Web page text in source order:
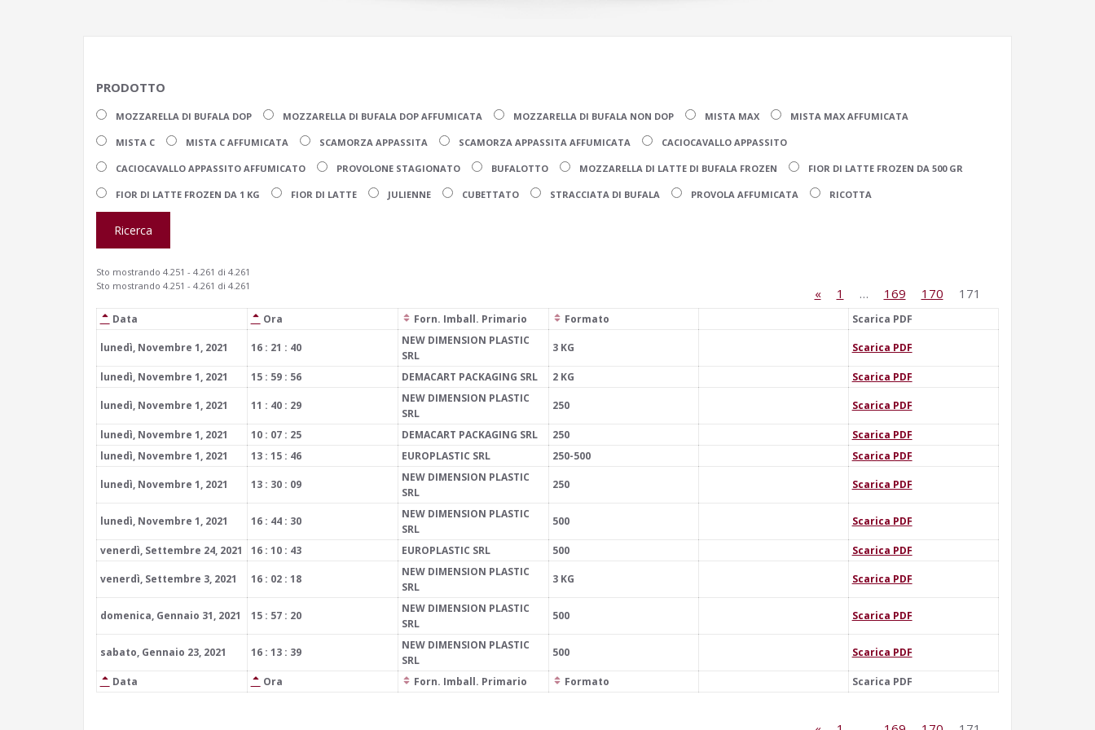
PRODOTTO
MOZZARELLA DI BUFALA DOP MOZZARELLA DI BUFALA DOP AFFUMICATA MOZZARELLA DI BUFALA NON DOP MISTA MAX MISTA MAX AFFUMICATA
MISTA C MISTA C AFFUMICATA SCAMORZA APPASSITA SCAMORZA APPASSITA AFFUMICATA CACIOCAVALLO APPASSITO
CACIOCAVALLO APPASSITO AFFUMICATO PROVOLONE STAGIONATO BUFALOTTO MOZZARELLA DI LATTE DI BUFALA FROZEN FIOR DI LATTE FROZEN DA 500 GR
FIOR DI LATTE FROZEN DA 1 KG FIOR DI LATTE JULIENNE CUBETTATO STRACCIATA DI BUFALA PROVOLA AFFUMICATA RICOTTA
Sto mostrando 4.251 - 4.261 di 4.261
Sto mostrando 4.251 - 4.261 di 4.261
« 1 … 169 170 171
Data Ora Forn. Imball. Primario Formato Scarica PDF
lunedì, Novembre 1, 2021 16 : 21 : 40
NEW DIMENSION PLASTIC
SRL
3 KG Scarica PDF
lunedì, Novembre 1, 2021 15 : 59 : 56 DEMACART PACKAGING SRL 2 KG Scarica PDF
lunedì, Novembre 1, 2021 11 : 40 : 29
NEW DIMENSION PLASTIC
SRL
250 Scarica PDF
lunedì, Novembre 1, 2021 10 : 07 : 25 DEMACART PACKAGING SRL 250
Scarica PDF
lunedì, Novembre 1, 2021
13 : 15 : 46 EUROPLASTIC SRL 250-500 Scarica PDF
lunedì, Novembre 1, 2021 13 : 30 : 09
NEW DIMENSION PLASTIC
SRL
250 Scarica PDF
lunedì, Novembre 1, 2021 16 : 44 : 30
NEW DIMENSION PLASTIC
SRL
500 Scarica PDF
venerdì, Settembre 24, 2021 16 : 10 : 43 EUROPLASTIC SRL 500 Scarica PDF
venerdì, Settembre 3, 2021 16 : 02 : 18
NEW DIMENSION PLASTIC
SRL
3 KG Scarica PDF
domenica, Gennaio 31, 2021 15 : 57 : 20
NEW DIMENSION PLASTIC
SRL
500 Scarica PDF
sabato, Gennaio 23, 2021 16 : 13 : 39
NEW DIMENSION PLASTIC
SRL
500 Scarica PDF
Data Ora Forn. Imball. Primario Formato Scarica PDF